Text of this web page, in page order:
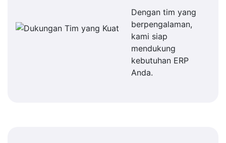
Dengan tim yang
berpengalaman,
kami siap
mendukung
kebutuhan ERP
Anda.